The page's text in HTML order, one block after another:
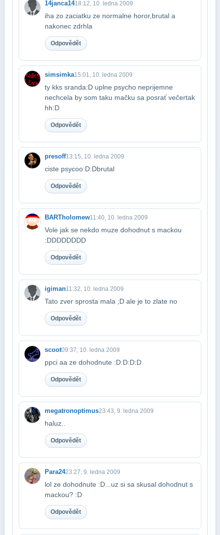
14janca1418:12, 10. ledna 2009
iha zo zaciatku ze normalne horor,brutal a
nakonec zdrhla
Odpovědět
simsimka15:01, 10. ledna 2009
ty kks sranda:D uplne psycho neprijemne
nechcela by som taku mačku sa posrať večer​tak
hh:D
Odpovědět
presoff13:15, 10. ledna 2009
ciste psycoo:D:Dbrutal
Odpovědět
BARTholomew11:40, 10. ledna 2009
Vole jak se nekdo muze dohodnut s mackou
:DDDDDDDD
Odpovědět
igiman11:32, 10. ledna 2009
Tato zver sprosta mala ;D ale je to zlate no
Odpovědět
scoot09:37, 10. ledna 2009
ppci aa ze dohodnute :D:D:D:D
Odpovědět
megatronoptimus23:43, 9. ledna 2009
haluz..
Odpovědět
Para2423:27, 9. ledna 2009
lol ze dohodnute :D...uz si sa skusal dohodnut s
mackou? :D
Odpovědět